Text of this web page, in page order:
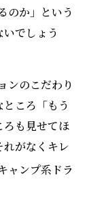
のか」という
でしょう
ンのこだわり
ころ「もう
ろも見せてほ
がなくキレ
ャンプ系ドラ